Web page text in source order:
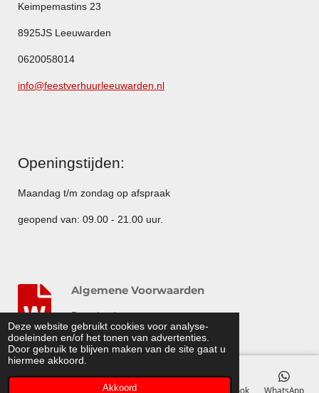
Deze website gebruikt cookies voor analyse-
doeleinden en/of het tonen van advertenties.
Door gebruik te blijven maken van de site gaat u
hiermee akkoord.
Akkoord
Keimpemastins 23
8925JS Leeuwarden
0620058014
info@feestverhuurleeuwarden.nl
Openingstijden:
Maandag t/m zondag op afspraak
geopend van: 09.00 - 21.00 uur.
Algemene Voorwaarden
Download
© 2014 - 2015 Feestverhuurleeuwarden.nl
Telefoonnummer Facebook WhatsApp